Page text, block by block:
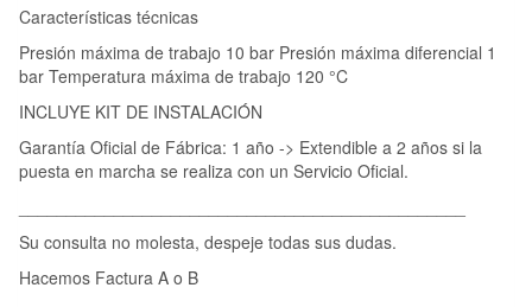
Características técnicas
Presión máxima de trabajo 10 bar Presión máxima diferencial 1
bar Temperatura máxima de trabajo 120 °C
INCLUYE KIT DE INSTALACIÓN
Garantía Oficial de Fábrica: 1 año -> Extendible a 2 años si la
puesta en marcha se realiza con un Servicio Oficial.
Su consulta no molesta, despeje todas sus dudas.
Hacemos Factura A o B